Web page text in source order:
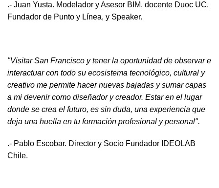
.- Juan Yusta. Modelador y Asesor BIM, docente Duoc UC.
Fundador de Punto y Línea, y Speaker.
"Visitar San Francisco y tener la oportunidad de observar e
interactuar con todo su ecosistema tecnológico, cultural y
creativo me permite hacer nuevas bajadas y sumar capas
a mi devenir como diseñador y creador. Estar en el lugar
donde se crea el futuro, es sin duda, una experiencia que
deja una huella en tu formación profesional y personal".
.- Pablo Escobar. Director y Socio Fundador IDEOLAB
Chile.